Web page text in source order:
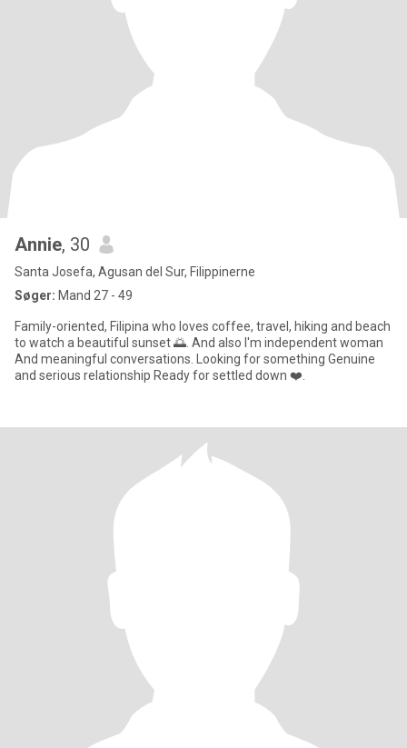
Annie, 30
Santa Josefa, Agusan del Sur, Filippinerne
Søger: Mand 27 - 49
Family-oriented, Filipina who loves coffee, travel, hiking and beach
to watch a beautiful sunset 🌅. And also I'm independent woman
And meaningful conversations. Looking for something Genuine
and serious relationship Ready for settled down ❤️.